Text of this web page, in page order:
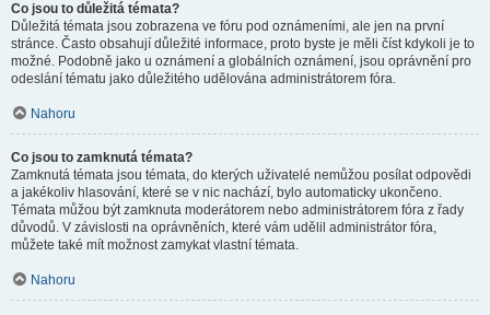
Co jsou to důležitá témata?
Důležitá témata jsou zobrazena ve fóru pod oznámeními, ale jen na první
stránce. Často obsahují důležité informace, proto byste je měli číst kdykoli je to
možné. Podobně jako u oznámení a globálních oznámení, jsou oprávnění pro
odeslání tématu jako důležitého udělována administrátorem fóra.
Nahoru
Co jsou to zamknutá témata?
Zamknutá témata jsou témata, do kterých uživatelé nemůžou posílat odpovědi
a jakékoliv hlasování, které se v nic nachází, bylo automaticky ukončeno.
Témata můžou být zamknuta moderátorem nebo administrátorem fóra z řady
důvodů. V závislosti na oprávněních, které vám udělil administrátor fóra,
můžete také mít možnost zamykat vlastní témata.
Nahoru